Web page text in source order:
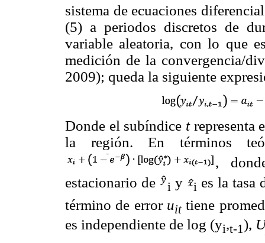
sistema de ecuaciones
(5) a periodos discretos de
variable aleatoria, con lo que
medición de la convergencia/
2009); queda la siguiente
Donde el subíndice trepresenta
la región. En términos
,
estacionario de
i y i es la tasa
término de error uittiene
es independiente de log (yi,t-1),